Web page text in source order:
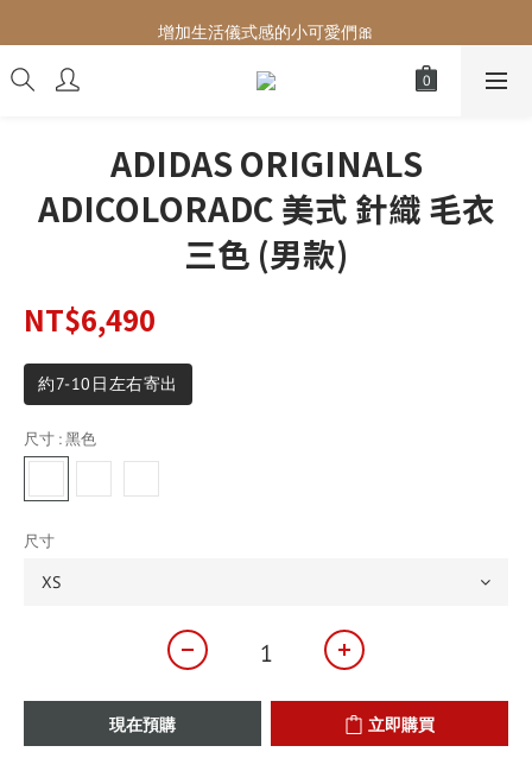
增加生活儀式感的小可愛們🎀
增加生活儀式感的小可愛們🎀
最後現貨‼️這價格不需要再解釋🔥
ADIDAS ORIGINALS
ADICOLORADC 美式 針織 毛衣
三色 (男款)
NT$6,490
約7-10日左右寄出
尺寸 : 黑色
尺寸
現在預購 立即購買